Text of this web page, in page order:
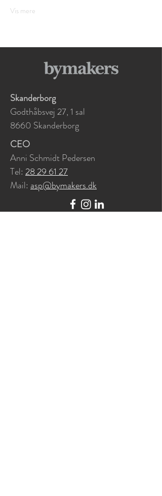
Vis mere
Skanderborg
Godthåbsvej 27, 1 sal
8660 Skanderborg
CEO
Anni Schmidt Pedersen
Tel: 28 29 61 27
Mail: asp@bymakers.dk